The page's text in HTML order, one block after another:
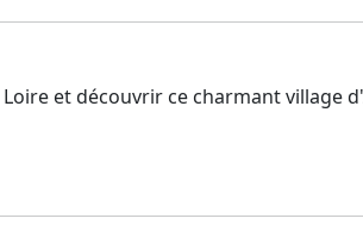
et découvrir ce charmant village